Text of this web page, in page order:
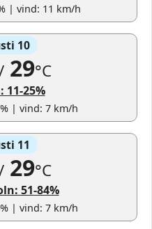
| vind: 11 km/h
10
29°C
11-25%
| vind: 7 km/h
11
29°C
51-84%
| vind: 7 km/h